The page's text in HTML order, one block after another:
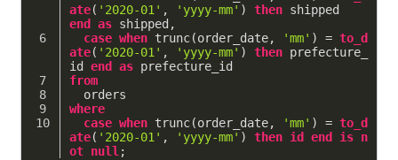
ate( '2020-01' , 'yyyy-mm' ) then
end
as shipped,
case when trunc(order_date, 'mm' ) = to_d
ate( '2020-01' , 'yyyy-mm' ) then prefecture_
id end as prefecture_id
from
  orders
where
case when trunc(order_date, 'mm' ) = to_d
ate( '2020-01' , 'yyyy-mm' ) then id end is n
ot null;